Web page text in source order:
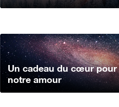
Un cadeau du cœur
notre amour